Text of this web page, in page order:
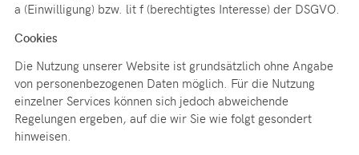
a (Einwilligung) bzw. lit f (berechtigtes Interesse) der DSGVO.
Cookies
Die Nutzung unserer Website ist grundsätzlich ohne Angabe
von personenbezogenen Daten möglich. Für die Nutzung
einzelner Services können sich jedoch abweichende
Regelungen ergeben, auf die wir Sie wie folgt gesondert
hinweisen.